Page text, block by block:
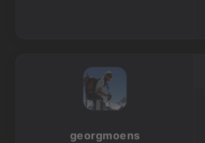
georgmoens